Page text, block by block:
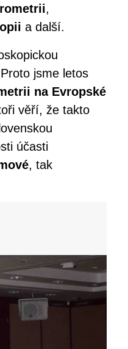
,
a další.
jsme letos
na Evropské
věří, že takto
účasti
, tak